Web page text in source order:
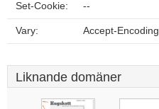
Set-Cookie: --
Vary: Accept-Encoding
Liknande domäner